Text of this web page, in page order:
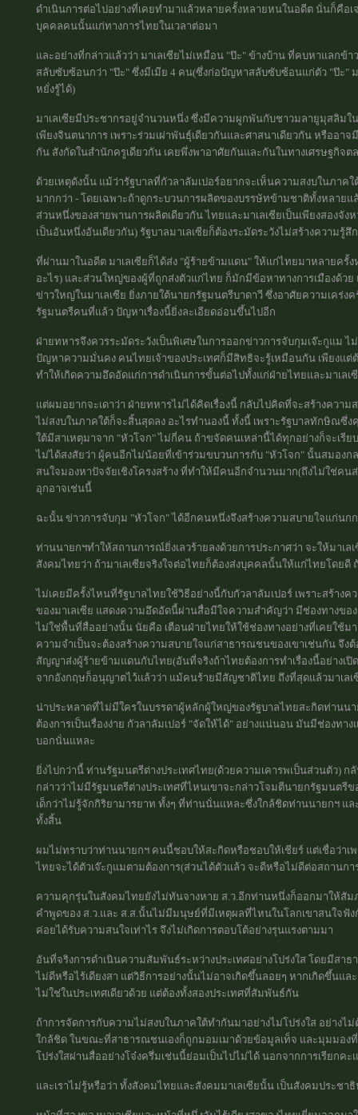
ดำเนินการต่อไปอย่างที่เคยทำมาแล้วหลายครั้งหลายหนในอดีต นั่นก็คือเ
บุคคลคนนั้นแก่ทางการไทยในเวลาต่อมา
และอย่างที่กล่าวแล้วว่า มาเลเซียไม่เหมือน "ป๊ะ" ข้างบ้าน ที่คบหาแลกข้
สลับซับซ้อนกว่า "ป๊ะ" ซึ่งมีเมีย 4 คน(ซึ่งก่อปัญหาสลับซับซ้อนแก่ตัว "ป๊ะ"
หยั่งรู้ได้)
มาเลเซียมีประชากรอยู่จำนวนหนึ่ง ซึ่งมีความผูกพันกับชาวมลายูมุสลิม
เพียงจินตนาการ เพราะร่วมเผ่าพันธุ์เดียวกันและศาสนาเดียวกัน หรืออ
กัน สังกัดในสำนักครูเดียวกัน เคยพึ่งพาอาศัยกันและกันในทางเศรษฐกิจ
ด้วยเหตุดังนั้น แม้ว่ารัฐบาลที่กัวลาลัมเปอร์อยากจะเห็นความสงบในภาค
มากกว่า - โดยเฉพาะถ้าดูกระบวนการผลิตของบรรษัทข้ามชาติทั้งหลายแ
ส่วนหนึ่งของสายพานการผลิตเดียวกัน ไทยและมาเลเซียเป็นเพียงสองจั
เป็นอันหนึ่งอันเดียวกัน) รัฐบาลมาเลเซียก็ต้องระมัดระวังไม่สร้างความรู้
ที่ผ่านมาในอดีต มาเลเซียก็ได้ส่ง "ผู้ร้ายข้ามแดน" ให้แก่ไทยมาหลายค
อะไร) และส่วนใหญ่ของผู้ที่ถูกส่งตัวแก่ไทย ก็มักมีข้อหาทางการเมืองด้วย
ข่าวใหญ่ในมาเลเซีย ยิ่งภายใต้นายกรัฐมนตรีบาดาวี ซึ่งอาศัยความเคร่
รัฐมนตรีคนที่แล้ว ปัญหาเรื่องนี้ยิ่งละเอียดอ่อนขึ้นไปอีก
ฝ่ายทหารจึงควรระมัดระวังเป็นพิเศษในการออกข่าวการจับกุมเจ๊ะกูแม
ปัญหาความมั่นคง คนไทยเจ้าของประเทศก็มีสิทธิจะรู้เหมือนกัน เพียงแต่
ทำให้เกิดความอึดอัดแก่การดำเนินการขั้นต่อไปทั้งแก่ฝ่ายไทยและมาเลเ
แต่ผมอยากจะเดาว่า ฝ่ายทหารไม่ได้คิดเรื่องนี้ กลับไปคิดที่จะสร้างควา
ไม่สงบในภาคใต้ก็จะสิ้นสุดลง อะไรทำนองนี้ ทั้งนี้ เพราะรัฐบาลทักษิณซึ่
ใต้มีสาเหตุมาจาก "หัวโจก" ไม่กี่คน ถ้าขจัดคนเหล่านี้ได้ทุกอย่างก็จะเรี
ไม่ได้สงสัยว่า ผู้คนอีกไม่น้อยที่เข้าร่วมขบวนการกับ "หัวโจก" นั้นสมองก
สนใจมองหาปัจจัยเชิงโครงสร้าง ที่ทำให้มีคนอีกจำนวนมาก(ถึงไม่ใช่ค
อุกอาจเช่นนี้
ฉะนั้น ข่าวการจับกุม "หัวโจก" ได้อีกคนหนึ่งจึงสร้างความสบายใจแก่นก
ท่านนายกฯทำให้สถานการณ์ยิ่งเลวร้ายลงด้วยการประกาศว่า จะให้มาเ
สังคมไทยว่า ถ้ามาเลเซียจริงใจต่อไทยก็ต้องส่งบุคคลนั้นให้แก่ไทยโดยดี
ไม่เคยมีครั้งไหนที่รัฐบาลไทยใช้วิธีอย่างนี้กับกัวลาลัมเปอร์ เพราะสร้าง
ของมาเลเซีย แสดงความอึดอัดนี้ผ่านสื่อมีใจความสำคัญว่า มีช่องทางขอ
ไม่ใช่พื้นที่สื่ออย่างนั้น นัยคือ เตือนฝ่ายไทยให้ใช้ช่องทางอย่างที่เคยใช้
ความจำเป็นจะต้องสร้างความสบายใจแก่สาธารณชนของเขาเช่นกัน จึ
สัญญาส่งผู้ร้ายข้ามแดนกับไทย(อันที่จริงถ้าไทยต้องการทำเรื่องนี้อย่างเ
จากอังกฤษก็อนุญาตไว้แล้วว่า แม้คนร้ายมีสัญชาติไทย ถึงที่สุดแล้วมาเลเ
น่าประหลาดที่ไม่มีใครในบรรดาผู้หลักผู้ใหญ่ของรัฐบาลไทยสะกิดท่านนาย
ต้องการเป็นเรื่องง่าย กัวลาลัมเปอร์ "จัดให้ได้" อย่างแน่นอน มันมีช่องทา
บอกนั่นแหละ
ยิ่งไปกว่านี้ ท่านรัฐมนตรีต่างประเทศไทย(ด้วยความเคารพเป็นส่วนตัว) ก
กล่าวว่าไม่มีรัฐมนตรีต่างประเทศที่ไหนเขาจะกล่าวโจมตีนายกรัฐมนตรี
เด็กว่าไม่รู้จักกิริยามารยาท ทั้งๆ ที่ท่านนั่นแหละซึ่งใกล้ชิดท่านนายกฯ แ
ทั้งสิ้น
ผมไม่ทราบว่าท่านนายกฯ คนนี้ชอบให้สะกิดหรือชอบให้เชียร์ แต่เชื่อว่าเ
ไทยจะได้ตัวเจ๊ะกูแมตามต้องการ(ส่วนได้ตัวแล้ว จะดีหรือไม่ดีต่อสถานก
ความคุกรุ่นในสังคมไทยยังไม่ทันจางหาย ส.ว.อีกท่านหนึ่งก็ออกมาให้สั
คำพูดของ ส.ว.และ ส.ส.นั้นไม่มีมนุษย์ที่มีเหตุผลที่ไหนในโลกเขาสนใจฟั
ค่อยได้รับความสนใจเท่าไร จึงไม่เกิดการตอบโต้อย่างรุนแรงตามมา
อันที่จริงการดำเนินความสัมพันธ์ระหว่างประเทศอย่างโปร่งใส โดยมีสา
ไม่ดีหรือไร้เดียงสา แต่วิธีการอย่างนั้นไม่อาจเกิดขึ้นลอยๆ หากเกิดขึ้นแล
ไม่ใช่ในประเทศเดียวด้วย แต่ต้องทั้งสองประเทศที่สัมพันธ์กัน
ถ้าการจัดการกับความไม่สงบในภาคใต้ทำกันมาอย่างไม่โปร่งใส อย่าง
ใกล้ชิด ในขณะที่สาธารณชนเองก็ถูกมอมเมาด้วยข้อมูลเท็จ และมุมมอ
โปร่งใสผ่านสื่ออย่างโจ๋งครึ่มเช่นนี้ย่อมเป็นไปไม่ได้ นอกจากการเรียกค
และเราไม่รู้หรือว่า ทั้งสังคมไทยและสังคมมาเลเซียนั้น เป็นสังคมประช